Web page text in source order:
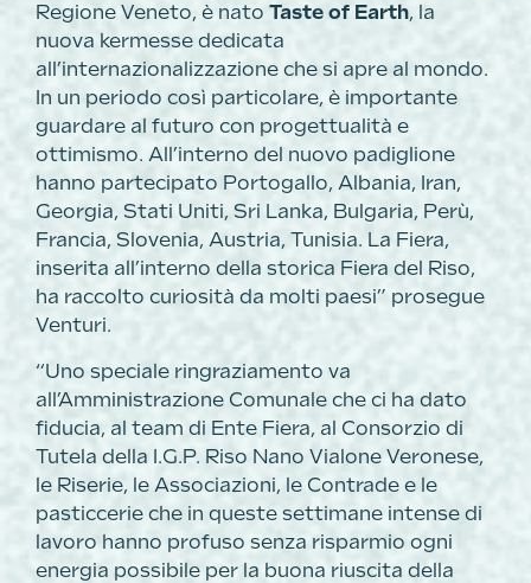
Regione Veneto, è nato Taste of Earth, la
nuova kermesse dedicata
all’internazionalizzazione che si apre al mondo.
In un periodo così particolare, è importante
guardare al futuro con progettualità e
ottimismo. All’interno del nuovo padiglione
hanno partecipato Portogallo, Albania, Iran,
Georgia, Stati Uniti, Sri Lanka, Bulgaria, Perù,
Francia, Slovenia, Austria, Tunisia. La Fiera,
inserita all’interno della storica Fiera del Riso,
ha raccolto curiosità da molti paesi” prosegue
Venturi.
“Uno speciale ringraziamento va
all’Amministrazione Comunale che ci ha dato
fiducia, al team di Ente Fiera, al Consorzio di
Tutela della I.G.P. Riso Nano Vialone Veronese,
le Riserie, le Associazioni, le Contrade e le
pasticcerie che in queste settimane intense di
lavoro hanno profuso senza risparmio ogni
energia possibile per la buona riuscita della